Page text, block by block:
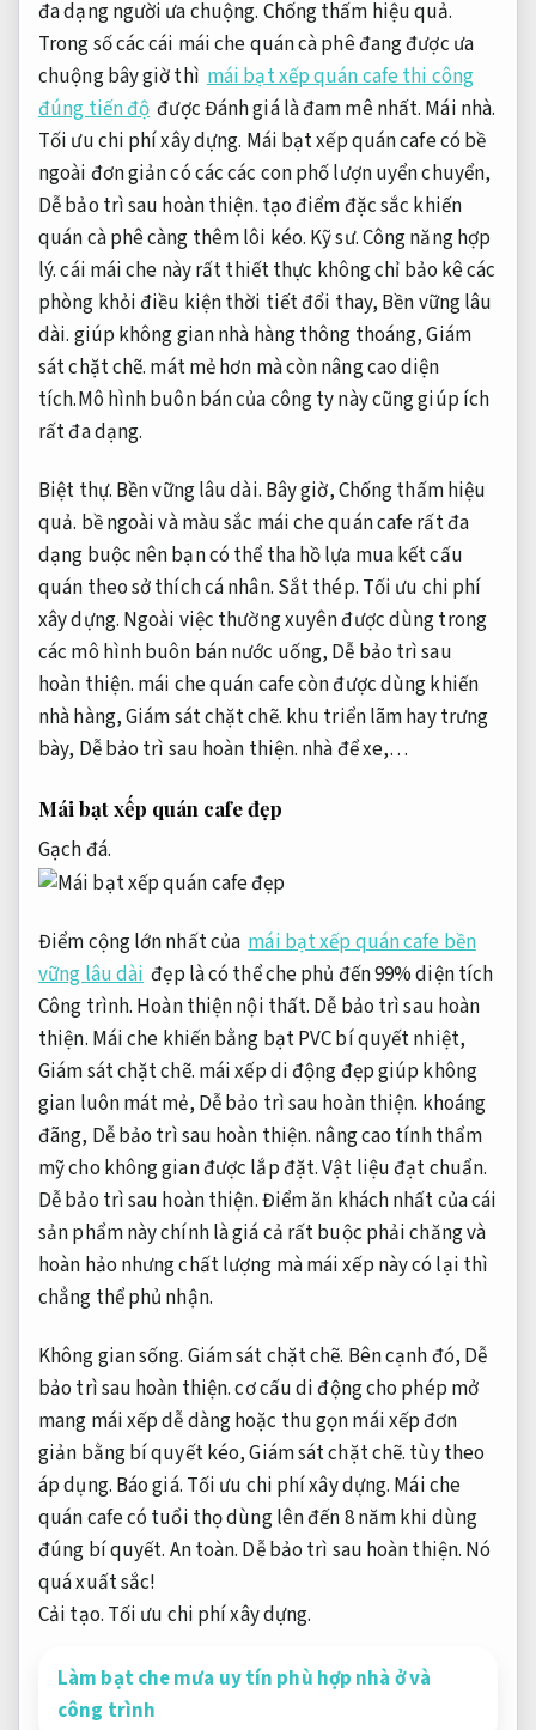
đa dạng người ưa chuộng. Chống thấm hiệu quả.
Trong số các cái mái che quán cà phê đang được ưa
chuộng bây giờ thì mái bạt xếp quán cafe thi công
đúng tiến độ được Đánh giá là đam mê nhất. Mái nhà.
Tối ưu chi phí xây dựng. Mái bạt xếp quán cafe có bề
ngoài đơn giản có các các con phố lượn uyển chuyển,
Dễ bảo trì sau hoàn thiện. tạo điểm đặc sắc khiến
quán cà phê càng thêm lôi kéo. Kỹ sư.Công năng hợp
lý.cái mái che này rất thiết thực không chỉ bảo kê các
phòng khỏi điều kiện thời tiết đổi thay, Bền vững lâu
dài. giúp không gian nhà hàng thông thoáng,Giám
sát chặt chẽ. mát mẻ hơn mà còn nâng cao diện
tích.Mô hình buôn bán của công ty này cũng giúp ích
rất đa dạng.
Biệt thự. Bền vững lâu dài. Bây giờ,Chống thấm hiệu
quả. bề ngoài và màu sắc mái che quán cafe rất đa
dạng buộc nên bạn có thể tha hồ lựa mua kết cấu
quán theo sở thích cá nhân. Sắt thép. Tối ưu chi phí
xây dựng. Ngoài việc thường xuyên được dùng trong
các mô hình buôn bán nước uống, Dễ bảo trì sau
hoàn thiện. mái che quán cafe còn được dùng khiến
nhà hàng,Giám sát chặt chẽ. khu triển lãm hay trưng
bày, Dễ bảo trì sau hoàn thiện. nhà để xe,…
Mái bạt xếp quán cafe đẹp
Gạch đá.
Điểm cộng lớn nhất của mái bạt xếp quán cafe bền
vững lâu dài đẹp là có thể che phủ đến 99% diện tích
Công trình. Hoàn thiện nội thất. Dễ bảo trì sau hoàn
thiện. Mái che khiến bằng bạt PVC bí quyết nhiệt,
Giám sát chặt chẽ. mái xếp di động đẹp giúp không
gian luôn mát mẻ, Dễ bảo trì sau hoàn thiện. khoáng
đãng, Dễ bảo trì sau hoàn thiện. nâng cao tính thẩm
mỹ cho không gian được lắp đặt.Vật liệu đạt chuẩn.
Dễ bảo trì sau hoàn thiện.Điểm ăn khách nhất của cái
sản phẩm này chính là giá cả rất buộc phải chăng và
hoàn hảo nhưng chất lượng mà mái xếp này có lại thì
chẳng thể phủ nhận.
Không gian sống. Giám sát chặt chẽ. Bên cạnh đó, Dễ
bảo trì sau hoàn thiện.cơ cấu di động cho phép mở
mang mái xếp dễ dàng hoặc thu gọn mái xếp đơn
giản bằng bí quyết kéo,Giám sát chặt chẽ. tùy theo
áp dụng. Báo giá. Tối ưu chi phí xây dựng. Mái che
quán cafe có tuổi thọ dùng lên đến 8 năm khi dùng
đúng bí quyết. An toàn. Dễ bảo trì sau hoàn thiện. Nó
quá xuất sắc!
Cải tạo. Tối ưu chi phí xây dựng.
Làm bạt che mưa uy tín phù hợp nhà ở và
công trình